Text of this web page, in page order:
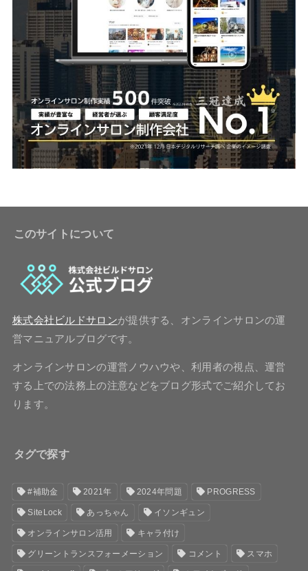
このサイトについて
株式会社ビルドサロンが提供する、オンラインサロンの運
営マニュアルブログです。
オンラインサロンの運営ノウハウや、利用者の視点、運営
する上での法務上の注意などをブログ形式でご紹介してお
ります。
タグで探す
#補助金 2021年 2024年問題 PROGRESS
SiteLock あっちゃん イソンギュン
オンラインサロン活用 キャラ付け
グリーントランスフォーメーション コメント スマホ